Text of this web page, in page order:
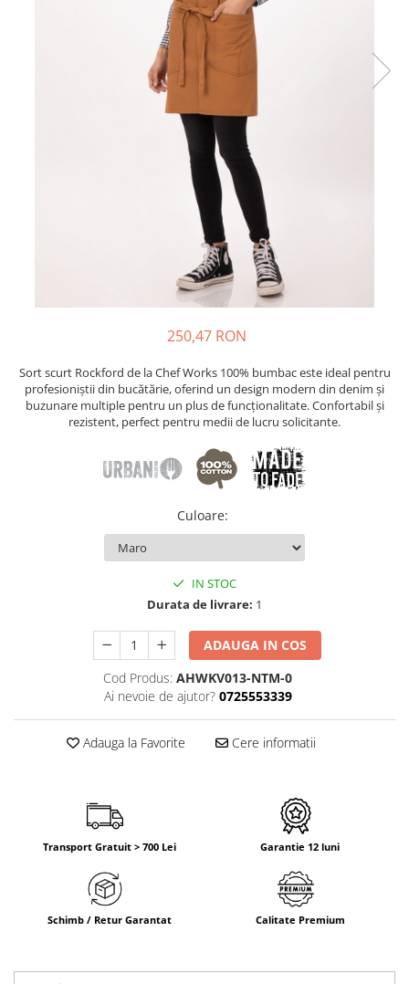
250,47 RON
Sort scurt Rockford de la Chef Works 100% bumbac este ideal pentru
profesioniștii din bucătărie, oferind un design modern din denim și
buzunare multiple pentru un plus de funcționalitate. Confortabil și
rezistent, perfect pentru medii de lucru solicitante.
Culoare:
IN STOC
Durata de livrare: 1
ADAUGA IN COS
Cod Produs: AHWKV013-NTM-0
Ai nevoie de ajutor? 0725553339
Adauga la Favorite Cere informatii
Transport Gratuit > 700 Lei Garantie 12 luni
Schimb / Retur Garantat Calitate Premium